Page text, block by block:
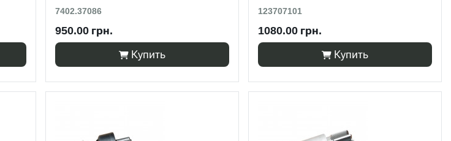
7402.37086
950.00 грн.
Купить
123707101
1080.00 грн.
Купить